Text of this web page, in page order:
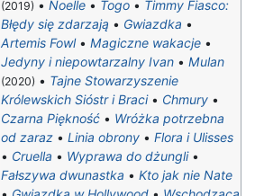
(2019) • Noelle • Togo • Timmy Fiasco:
Błędy się zdarzają • Gwiazdka •
Artemis Fowl• Magiczne wakacje •
Jedyny i niepowtarzalny Ivan • Mulan
(2020) • Tajne Stowarzyszenie
Królewskich Sióstr i Braci• Chmury •
Czarna Piękność • Wróżka potrzebna
od zaraz • Linia obrony • Flora i Ulisses
• Cruella • Wyprawa do dżungli•
Fałszywa dwunastka • Kto jak nie Nate